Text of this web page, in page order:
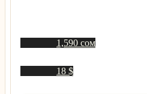
1,590 сом
18 $